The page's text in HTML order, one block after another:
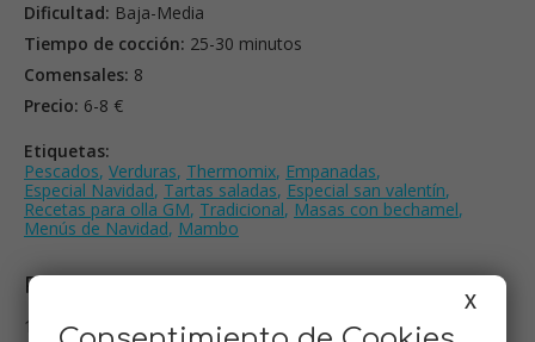
Dificultad: Baja-Media
Tiempo de cocción: 25-30 minutos
Comensales: 8
Precio: 6-8 €
Etiquetas:
Pescados, Verduras, Thermomix, Empanadas,
Especial Navidad, Tartas saladas, Especial san valentín,
Recetas para olla GM, Tradicional, Masas con bechamel,
Menús de Navidad, Mambo
Preparación
1- Picar el ajo menudo y sofreír con un chorrito de aceite y la
X